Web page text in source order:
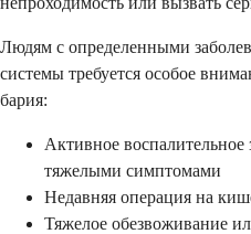
Людям с определенными
системы требуется особое
бария:
Активное
тяжелыми симптомами
Недавняя операция на
Тяжелое обезвоживание